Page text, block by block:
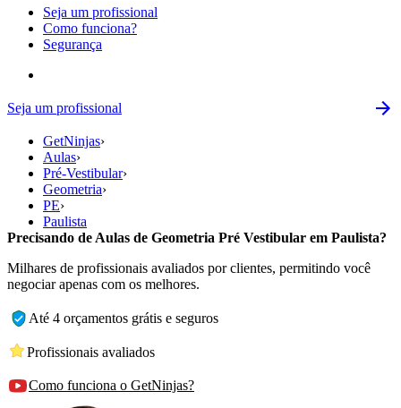
Seja um profissional
Como funciona?
Segurança
Seja um profissional
GetNinjas›
Aulas›
Pré-Vestibular›
Geometria›
PE›
Paulista
Precisando de Aulas de Geometria Pré Vestibular em Paulista?
Milhares de profissionais avaliados por clientes, permitindo você
negociar apenas com os melhores.
Até 4 orçamentos grátis e seguros
Profissionais avaliados
Como funciona o GetNinjas?